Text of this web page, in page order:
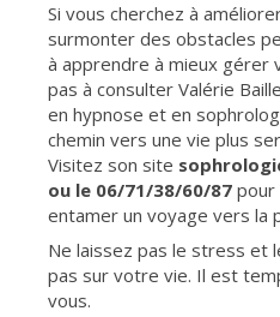
Si vous cherchez à
surmonter des obstacles
à apprendre à mieux
pas à consulter Valérie
en hypnose et en
chemin vers une vie plus
Visitez son site
ou le 06/71/38/60/87 pour
entamer un voyage vers la
Ne laissez pas le stress et
pas sur votre vie. Il est
vous.